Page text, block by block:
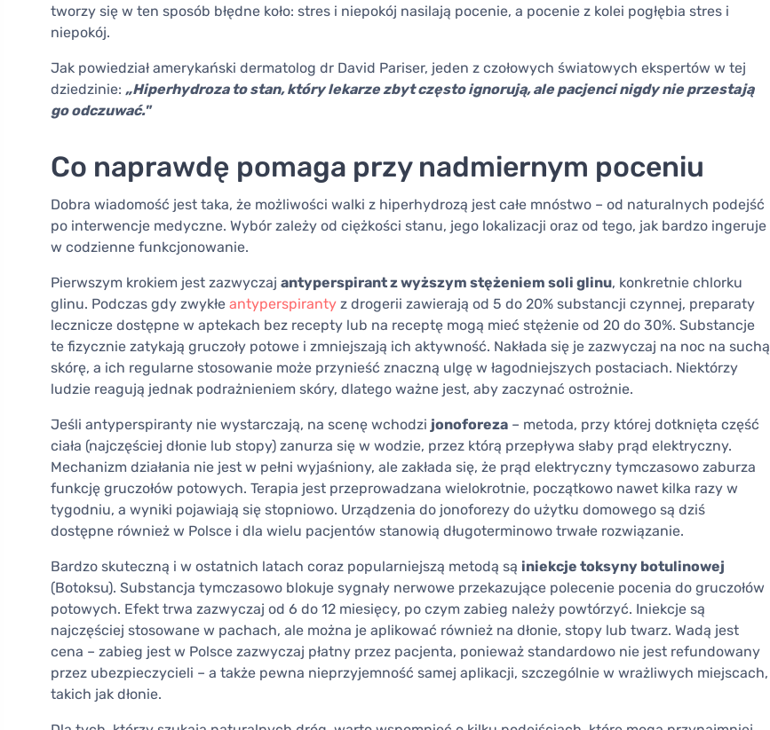
tworzy się w ten sposób błędne koło: stres i niepokój nasilają pocenie, a pocenie z kolei pogłębia stres i
niepokój.
Jak powiedział amerykański dermatolog dr David Pariser, jeden z czołowych światowych ekspertów w tej
dziedzinie: „Hiperhydroza to stan, który lekarze zbyt często ignorują, ale pacjenci nigdy nie przestają
go odczuwać."
Co naprawdę pomaga przy nadmiernym poceniu
Dobra wiadomość jest taka, że możliwości walki z hiperhydrozą jest całe mnóstwo – od naturalnych podejść
po interwencje medyczne. Wybór zależy od ciężkości stanu, jego lokalizacji oraz od tego, jak bardzo ingeruje
w codzienne funkcjonowanie.
Pierwszym krokiem jest zazwyczaj antyperspirant z wyższym stężeniem soli glinu, konkretnie chlorku
glinu. Podczas gdy zwykłe antyperspiranty z drogerii zawierają od 5 do 20% substancji czynnej, preparaty
lecznicze dostępne w aptekach bez recepty lub na receptę mogą mieć stężenie od 20 do 30%. Substancje
te fizycznie zatykają gruczoły potowe i zmniejszają ich aktywność. Nakłada się je zazwyczaj na noc na suchą
skórę, a ich regularne stosowanie może przynieść znaczną ulgę w łagodniejszych postaciach. Niektórzy
ludzie reagują jednak podrażnieniem skóry, dlatego ważne jest, aby zaczynać ostrożnie.
Jeśli antyperspiranty nie wystarczają, na scenę wchodzi jonoforeza – metoda, przy której dotknięta część
ciała (najczęściej dłonie lub stopy) zanurza się w wodzie, przez którą przepływa słaby prąd elektryczny.
Mechanizm działania nie jest w pełni wyjaśniony, ale zakłada się, że prąd elektryczny tymczasowo zaburza
funkcję gruczołów potowych. Terapia jest przeprowadzana wielokrotnie, początkowo nawet kilka razy w
tygodniu, a wyniki pojawiają się stopniowo. Urządzenia do jonoforezy do użytku domowego są dziś
dostępne również w Polsce i dla wielu pacjentów stanowią długoterminowo trwałe rozwiązanie.
Bardzo skuteczną i w ostatnich latach coraz popularniejszą metodą są iniekcje toksyny botulinowej
(Botoksu). Substancja tymczasowo blokuje sygnały nerwowe przekazujące polecenie pocenia do gruczołów
potowych. Efekt trwa zazwyczaj od 6 do 12 miesięcy, po czym zabieg należy powtórzyć. Iniekcje są
najczęściej stosowane w pachach, ale można je aplikować również na dłonie, stopy lub twarz. Wadą jest
cena – zabieg jest w Polsce zazwyczaj płatny przez pacjenta, ponieważ standardowo nie jest refundowany
przez ubezpieczycieli – a także pewna nieprzyjemność samej aplikacji, szczególnie w wrażliwych miejscach,
takich jak dłonie.